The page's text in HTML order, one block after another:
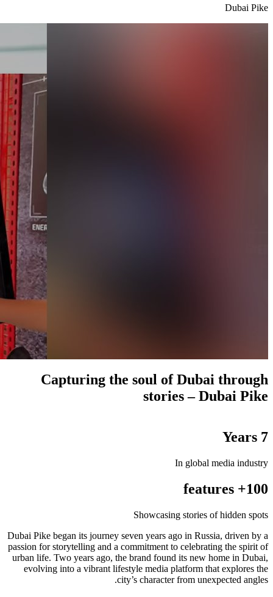
Dubai Pike
Capturing the soul of Dubai through
stories – Dubai Pike
7 Years
In global media industry
100+ features
Showcasing stories of hidden spots
Dubai Pike began its journey seven years ago in Russia, driven by a
passion for storytelling and a commitment to celebrating the spirit of
urban life. Two years ago, the brand found its new home in Dubai,
evolving into a vibrant lifestyle media platform that explores the
city’s character from unexpected angles.